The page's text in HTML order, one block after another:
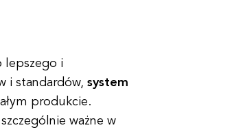
lepszego i
i standardów, system
produkcie.
ważne w